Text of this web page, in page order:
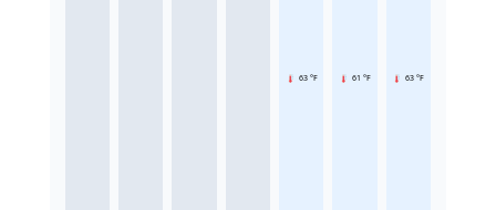
63 °F 61 °F 63 °F